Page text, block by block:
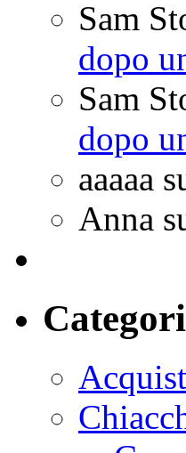
Sam
dopo
Sam
dopo
aaaaa
Anna